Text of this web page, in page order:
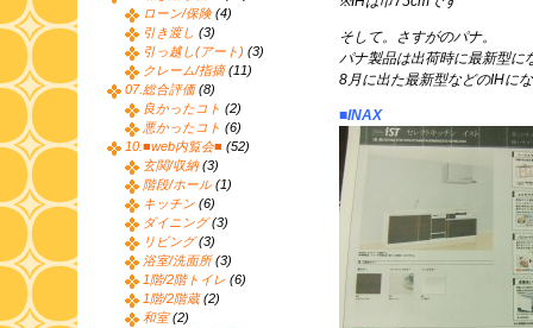
そして。さすがのパナ。
パナ製品は出荷時に最新型に
8月に出た最新型などのIH
■INAX
ローン/保険(4)
引き渡し (3)
引っ越し(アート) (3)
クレーム/指摘(11)
07.総合評価(8)
良かったコト (2)
悪かったコト (6)
10.■web内覧会■ (52)
玄関/収納(3)
階段/ホール(1)
キッチン (6)
ダイニング(3)
リビング(3)
浴室/洗面所(3)
1階/2階トイレ (6)
1階/2階蔵(2)
和室(2)